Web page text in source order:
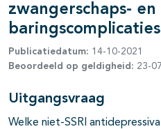
zwangerschaps- en
baringscomplicaties
Publicatiedatum: 14-10-2021
Beoordeeld op geldigheid: 23-
Uitgangsvraag
Welke niet-SSRI